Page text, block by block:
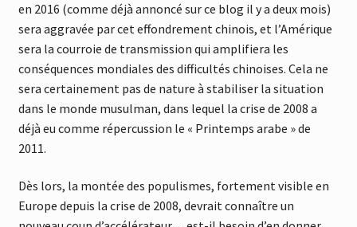
en 2016 (comme déjà annoncé sur ce blog il y a deux mois)
sera aggravée par cet effondrement chinois, et l’Amérique
sera la courroie de transmission qui amplifiera les
conséquences mondiales des difficultés chinoises. Cela ne
sera certainement pas de nature à stabiliser la situation
dans le monde musulman, dans lequel la crise de 2008 a
déjà eu comme répercussion le « Printemps arabe » de
2011.
Dès lors, la montée des populismes, fortement visible en
Europe depuis la crise de 2008, devrait connaître un